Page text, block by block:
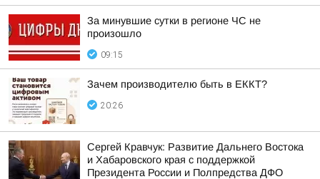
За минувшие сутки в регионе ЧС не
произошло
09:15
Зачем производителю быть в ЕККТ?
20:26
Сергей Кравчук: Развитие Дальнего Востока
и Хабаровского края с поддержкой
Президента России и Полпредства ДФО